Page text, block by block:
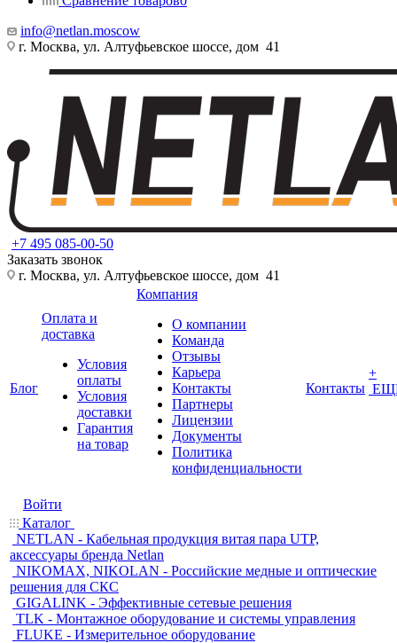
info@netlan.moscow
г. Москва, ул. Алтуфьевское шоссе, дом 41
+7 495 085-00-50
Заказать звонок
г. Москва, ул. Алтуфьевское шоссе, дом 41
Блог
Оплата и
доставка
Условия
оплаты
Условия
доставки
Гарантия
на товар
Компания
О компании
Команда
Отзывы
Карьера
Контакты
Партнеры
Лицензии
Документы
Политика
конфиденциальности
Контакты
+
Войти
Каталог
NETLAN - Кабельная продукция витая пара UTP,
аксессуары бренда Netlan
NIKOMAX, NIKOLAN - Российские медные и оптические
решения для СКС
GIGALINK - Эффективные сетевые решения
TLK - Монтажное оборудование и системы управления
FLUKE - Измерительное оборудование